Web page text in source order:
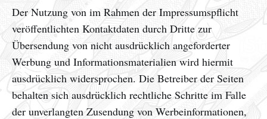
Der Nutzung von im Rahmen der Impressumspflicht
veröffentlichten Kontaktdaten durch Dritte zur
Übersendung von nicht ausdrücklich angeforderter
Werbung und Informationsmaterialien wird hiermit
ausdrücklich widersprochen. Die Betreiber der Seiten
behalten sich ausdrücklich rechtliche Schritte im Falle
der unverlangten Zusendung von Werbeinformationen,